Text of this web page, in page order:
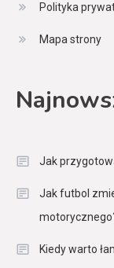
Polityka
Mapa strony
Jak
Jak futbol
Kiedy warto